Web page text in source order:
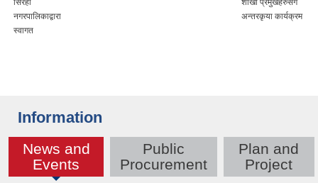
सिरहा
नगरपालिकाद्वारा
स्वागत
शाखा प्रमुखहरुसँग
अन्तरकृया कार्यक्रम
Information
News and
Events
(active tab)
Public
Procurement
Plan and
Project